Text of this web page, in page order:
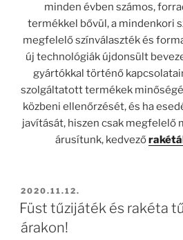
minden évben számos,
termékkel bővül, a mindenkori
megfelelő színválaszték és
új technológiák újdonsült
gyártókkal történő
szolgáltatott termékek
közbeni ellenőrzését, és ha
javítását, hiszen csak megfelelő
árusítunk, kedvező
BEKÜLDVE:
2020.11.12.
Füst tűzijáték és rakéta
árakon!